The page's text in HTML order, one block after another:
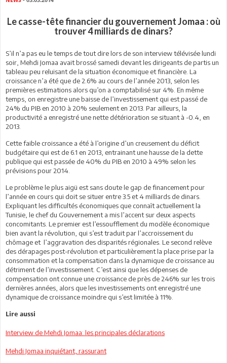
Le casse-tête financier du gouvernement Jomaa : où
trouver 4 milliards de dinars?
S’il n’a pas eu le temps de tout dire lors de son interview télévisée lundi
soir, Mehdi Jomaa avait brossé samedi devant les dirigeants de partis un
tableau peu reluisant de la situation économique et financière. La
croissance n’a été que de 2.6% au cours de l’année 2013, selon les
premières estimations alors qu’on a comptabilisé sur 4%. En même
temps, on enregistre une baisse de l’investissement qui est passé de
24% du PIB en 2010 à 20% seulement en 2013. Par ailleurs, la
productivité a enregistré une nette détérioration se situant à -0.4, en
2013.
Cette faible croissance a été à l’origine d’un creusement du déficit
budgétaire qui est de 6.1 en 2013, entrainant une hausse de la dette
publique qui est passée de 40% du PIB en 2010 à 49% selon les
prévisions pour 2014.
Le problème le plus aigü est sans doute le gap de financement pour
l’année en cours qui doit se situer entre 3.5 et 4 milliards de dinars.
Expliquant les difficultés économiques que connaît actuellement la
Tunisie, le chef du Gouvernement a mis l’accent sur deux aspects
concomitants. Le premier est l’essoufflement du modèle économique
bien avant la révolution, qui s’est traduit par l’accroissement du
chômage et l’aggravation des disparités régionales. Le second relève
des dérapages post-révolution et particulièrement la place prise par la
consommation et la compensation dans la dynamique de croissance au
détriment de l’investissement. C’est ainsi que les dépenses de
compensation ont connue une croissance de près de 246% sur les trois
dernières années, alors que les investissements ont enregistré une
dynamique de croissance moindre qui s’est limitée à 11%.
Lire aussi
Interview de Mehdi Jomaa: les principales déclarations
Mehdi Jomaa inquiétant, rassurant